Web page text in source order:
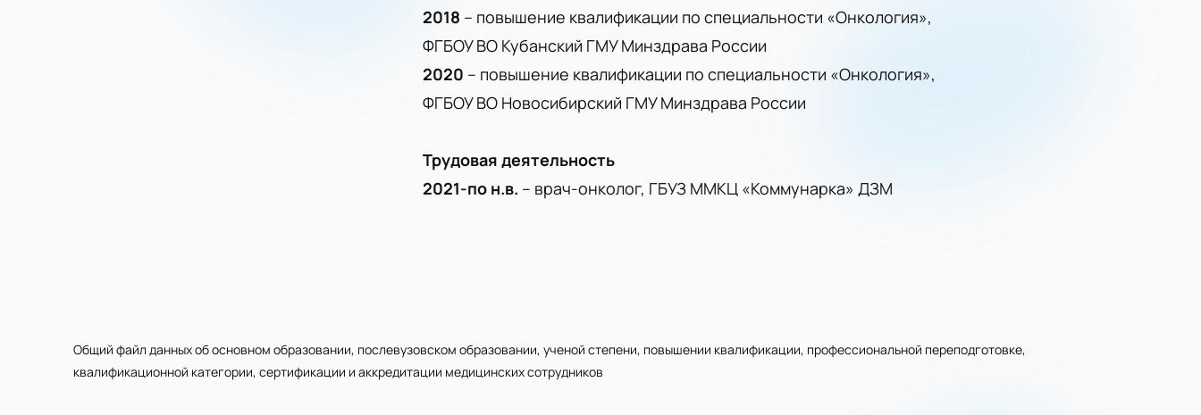
2018 – повышение квалификации по специальности «Онкология»,
ФГБОУ ВО Кубанский ГМУ Минздрава России
2020 – повышение квалификации по специальности «Онкология»,
ФГБОУ ВО Новосибирский ГМУ Минздрава России
Трудовая деятельность
2021-по н.в. – врач-онколог, ГБУЗ ММКЦ «Коммунарка» ДЗМ
Общий файл данных об основном образовании, послевузовском образовании, ученой степени, повышении квалификации, профессиональной переподготовке,
квалификационной категории, сертификации и аккредитации медицинских сотрудников